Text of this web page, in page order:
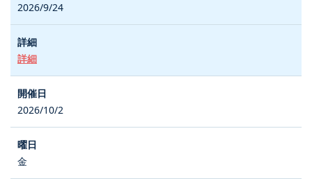
2026/9/24
詳細
2026/10/2
金